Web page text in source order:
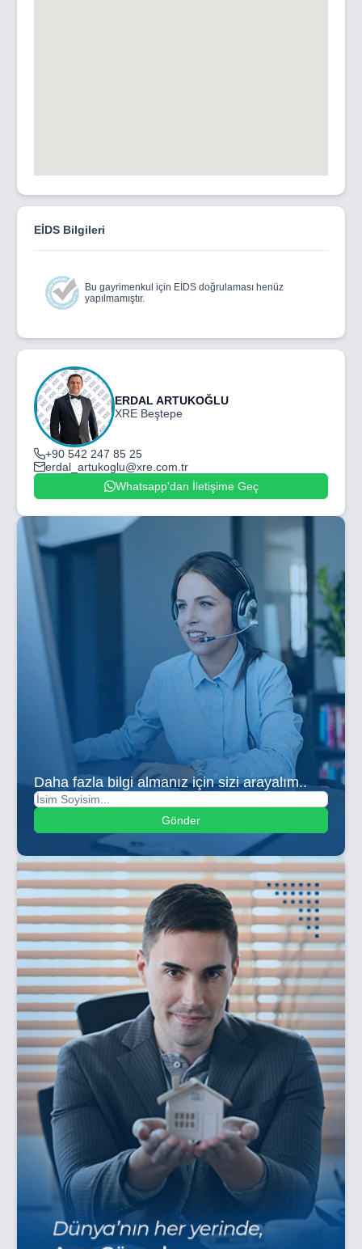
EİDS Bilgileri
Bu gayrimenkul için EİDS doğrulaması henüz
yapılmamıştır.
ERDAL ARTUKOĞLU
XRE Beştepe
+90 542 247 85 25
erdal_artukoglu@xre.com.tr
Whatsapp'dan İletişime Geç
Daha fazla bilgi almanız için sizi arayalım..
Gönder